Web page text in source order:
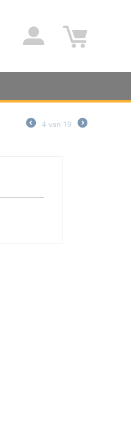
4 van 19